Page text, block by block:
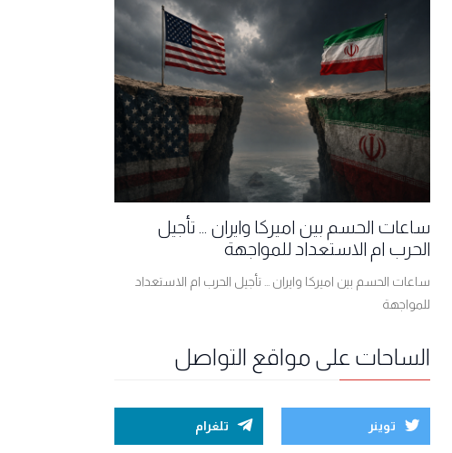
ساعات الحسم بين اميركا وايران ... تأجيل
الحرب ام الاستعداد للمواجهة
ساعات الحسم بين اميركا وايران ... تأجيل الحرب ام الاستعداد
للمواجهة
الساحات على مواقع التواصل
توينر تلغرام